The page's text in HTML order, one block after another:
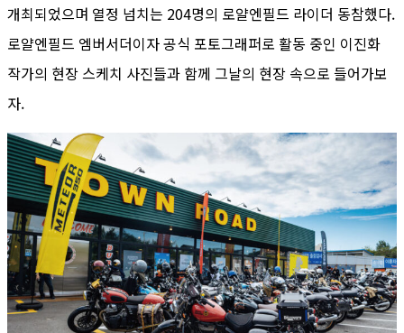
개최되었으며 열정 넘치는 204명의 로얄엔필드 라이더 동참했다.
로얄엔필드 엠버서더이자 공식 포토그래퍼로 활동 중인 이진화
작가의 현장 스케치 사진들과 함께 그날의 현장 속으로 들어가보
자.